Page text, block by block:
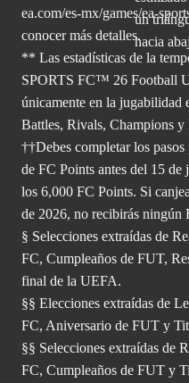
ea.com/es-mx/games/ea-
conocer más detalles.
** Las estadísticas de la
SPORTS FC™ 26 Football
únicamente en la jugabilidad
Battles, Rivals, Champions y
††Debes completar los
de FC Points antes del 15
los 6,000 FC Points. Si
de 2026, no recibirás ningún
§ Selecciones extraídas de
FC, Cumpleaños de FUT,
final de la UEFA.
§§ Elecciones extraídas de
FC, Aniversario de FUT y
§§ Selecciones extraídas de
FC, Cumpleaños de FUT y